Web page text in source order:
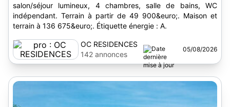
salon/séjour lumineux, 4 chambres, salle de bains, WC
indépendant. Terrain à partir de 49 900&euro;. Maison et
terrain à 136 675&euro;. Étiquette énergie : A.
OC RESIDENCES
142 annonces
05/08/2026